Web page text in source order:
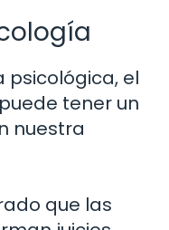
psicológica, el
tener un
nuestra
que las